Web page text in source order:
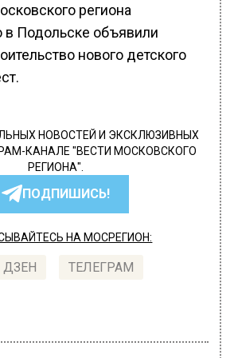
региона
в Подольске объявили
нового детского
НОВОСТЕЙ И ЭКСКЛЮЗИВНЫХ
КАНАЛЕ "ВЕСТИ МОСКОВСКОГО
РЕГИОНА".
ПОДПИШИСЬ!
НА МОСРЕГИОН:
ДЗЕН ТЕЛЕГРАМ